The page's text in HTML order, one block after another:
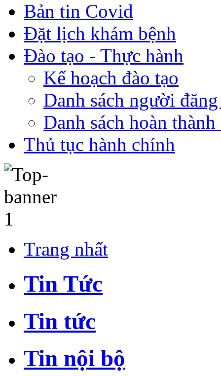
Bản tin Covid
Đặt lịch khám bệnh
Đào tạo - Thực hành
Kế hoạch đào tạo
Danh sách người
Danh sách hoàn
Thủ tục hành chính
Trang nhất
Tin Tức
Tin tức
Tin nội bộ